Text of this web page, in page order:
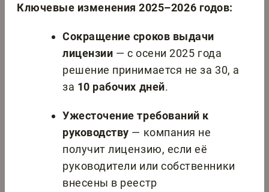
Ключевые изменения 2025–2026 годов:
Сокращение сроков выдачи
лицензии — с осени 2025 года
решение принимается не за 30, а
за 10 рабочих дней.
Ужесточение требований к
руководству — компания не
получит лицензию, если её
руководители или собственники
внесены в реестр